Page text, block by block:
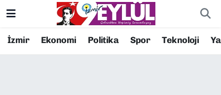
İzmir Ekonomi Politika Spor Teknoloji
Resmi İlanlar
Konak Nöbetçi Eczaneler